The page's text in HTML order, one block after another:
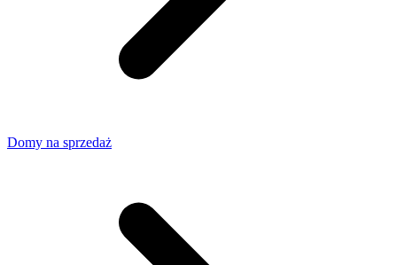
Domy na sprzedaż